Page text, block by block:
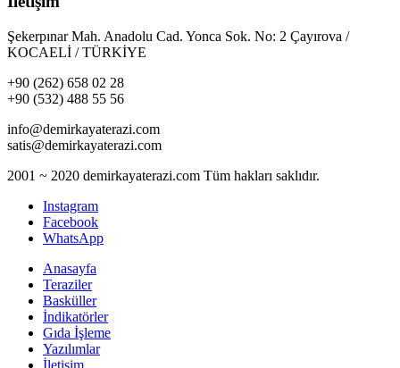
Şekerpınar Mah. Anadolu Cad. Yonca Sok. No: 2 Çayırova /
KOCAELİ / TÜRKİYE
+90 (262) 658 02 28
+90 (532) 488 55 56
info@demirkayaterazi.com
satis@demirkayaterazi.com
2001 ~ 2020 demirkayaterazi.com Tüm hakları saklıdır.
Instagram
Facebook
WhatsApp
Anasayfa
Teraziler
Basküller
İndikatörler
Gıda İşleme
Yazılımlar
İletişim